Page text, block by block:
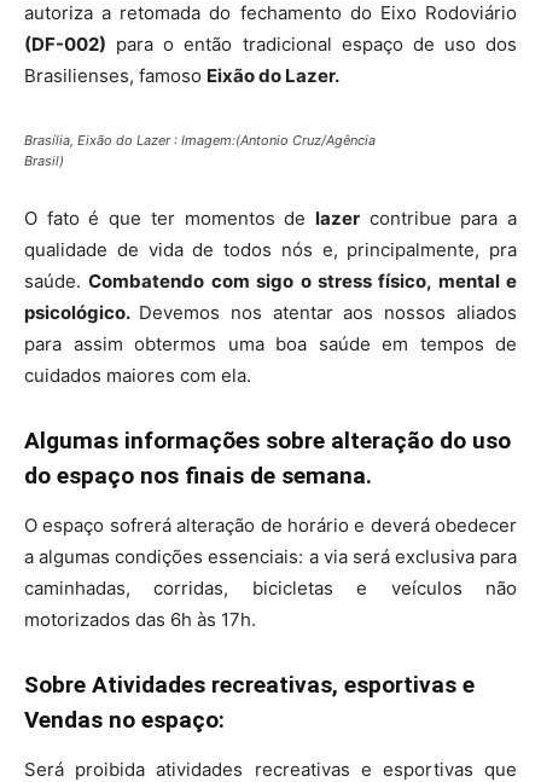
autoriza a retomada do fechamento do Eixo Rodoviário
(DF-002) para o então tradicional espaço de uso dos
Brasilienses, famoso Eixão do Lazer.
Brasília, Eixão do Lazer : Imagem:(Antonio Cruz/Agência
Brasil)
O fato é que ter momentos de lazercontribue para a
qualidade de vida de todos nós e, principalmente, pra
saúde.Combatendo com sigo o stress físico, mental e
psicológico. Devemos nos atentar aos nossos aliados
para assim obtermos uma boa saúde em tempos de
cuidados maiores com ela.
Algumas informações sobre alteração do uso
do espaço nos finais de semana.
O espaço sofrerá alteração de horário e deverá obedecer
a algumas condições essenciais: a via será exclusiva para
caminhadas, corridas, bicicletas e veículos não
motorizados das 6h às 17h.
Sobre Atividades recreativas, esportivas e
Vendas no espaço:
Será proibida atividades recreativas e esportivas que